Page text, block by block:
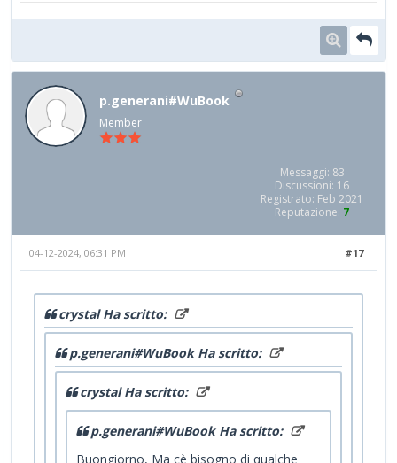
p.generani#WuBook
Member
Messaggi: 83
Discussioni: 16
Registrato: Feb 2021
Reputazione: 7
#17
04-12-2024, 06:31 PM
crystal Ha scritto:
p.generani#WuBook Ha scritto:
crystal Ha scritto:
p.generani#WuBook Ha scritto:
Buongiorno, Ma cè bisogno di qualche